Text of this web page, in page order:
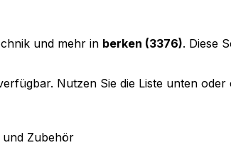
und mehr in berken (3376). Diese
Nutzen Sie die Liste unten
und Zubehör